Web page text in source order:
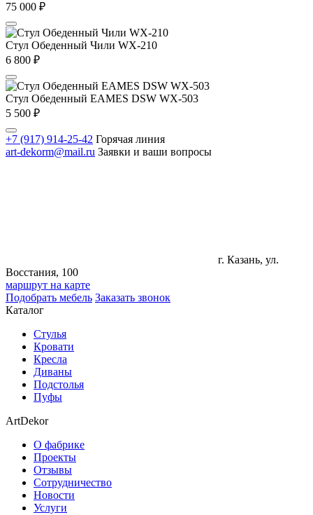
75 000 ₽
Стул Обеденный Чили WX-210
6 800 ₽
Стул Обеденный EAMES DSW WX-503
5 500 ₽
+7 (917) 914-25-42 Горячая линия
art-dekorm@mail.ru Заявки и ваши вопросы
г. Казань, ул.
Восстания, 100
маршрут на карте
Подобрать мебель Заказать звонок
Каталог
Стулья
Кровати
Кресла
Диваны
Подстолья
Пуфы
ArtDekor
О фабрике
Проекты
Отзывы
Сотрудничество
Новости
Услуги